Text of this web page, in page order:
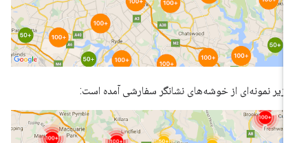
زیر نمونه‌ای از خوشه‌های نشانگر سفارشی آمده است: